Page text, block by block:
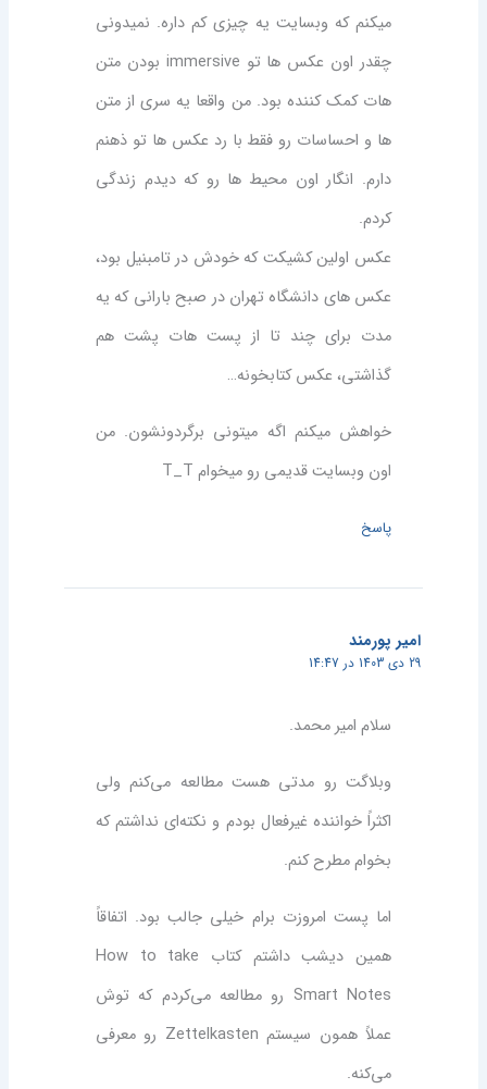
میکنم که وبسایت یه چیزی کم داره. نمیدونی
چقدر اون عکس ها تو immersive بودن متن
هات کمک کننده بود. من واقعا یه سری از متن
ها و احساسات رو فقط با رد عکس ها تو ذهنم
دارم. انگار اون محیط ها رو که دیدم زندگی
کردم.
عکس اولین کشیکت که خودش در تامبنیل بود،
عکس های دانشگاه تهران در صبح بارانی که یه
مدت برای چند تا از پست هات پشت هم
گذاشتی، عکس کتابخونه…
خواهش میکنم اگه میتونی برگردونشون. من
اون وبسایت قدیمی رو میخوام T_T
پاسخ
امیر پورمند
29 دی 1403 در 14:47
سلام امیر محمد.
وبلاگت رو مدتی هست مطالعه می‌کنم ولی
اکثراً خواننده غیرفعال بودم و نکته‌ای نداشتم که
بخوام مطرح کنم.
اما پست امروزت برام خیلی جالب بود. اتفاقاً
همین دیشب داشتم کتاب How to take
Smart Notes رو مطالعه می‌کردم که توش
عملاً همون سیستم Zettelkasten رو معرفی
می‌کنه.